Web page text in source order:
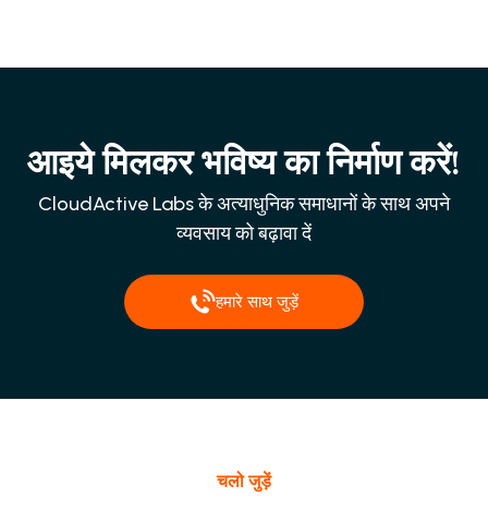
आइये मिलकर भविष्य का निर्माण करें!
CloudActive Labs के अत्याधुनिक समाधानों के साथ अपने
व्यवसाय को बढ़ावा दें
हमारे साथ जुड़ें
चलो जुड़ें